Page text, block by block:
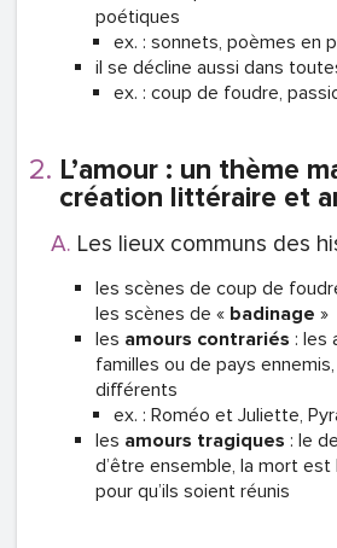
poétiques
ex. : sonnets, poèmes en
il se décline aussi dans
ex. : coup de foudre,
L’amour : un thème
création littéraire et
Les lieux communs des
les scènes de coup de
les scènes de « badinage »
les amours contrariés : les
familles ou de pays
différents
ex. : Roméo et Juliette,
les amours tragiques : le
d’être ensemble, la mort est
pour qu’ils soient réunis